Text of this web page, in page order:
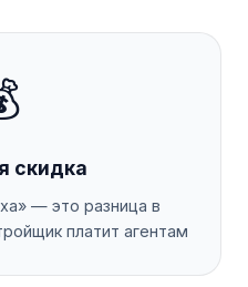
скидка
— это разница в
платит агентам